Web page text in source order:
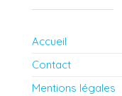
Accueil
Contact
Mentions légales